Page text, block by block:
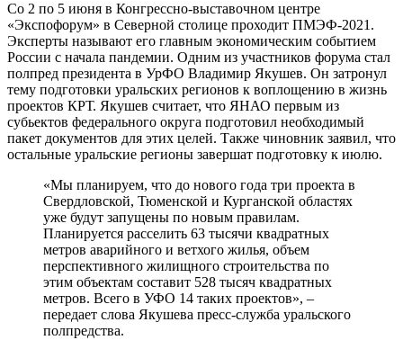
Со 2 по 5 июня в Конгрессно-выставочном центре
«Экспофорум» в Северной столице проходит ПМЭФ-2021.
Эксперты называют его главным экономическим событием
России с начала пандемии. Одним из участников форума стал
полпред президента в УрФО Владимир Якушев. Он затронул
тему подготовки уральских регионов к воплощению в жизнь
проектов КРТ. Якушев считает, что ЯНАО первым из
субьектов федерального округа подготовил необходимый
пакет документов для этих целей. Также чиновник заявил, что
остальные уральские регионы завершат подготовку к июлю.
«Мы планируем, что до нового года три проекта в
Свердловской, Тюменской и Курганской областях
уже будут запущены по новым правилам.
Планируется расселить 63 тысячи квадратных
метров аварийного и ветхого жилья, объем
перспективного жилищного строительства по
этим объектам составит 528 тысяч квадратных
метров. Всего в УФО 14 таких проектов», –
передает слова Якушева пресс-служба уральского
полпредства.